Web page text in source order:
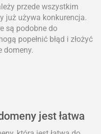
przede wszystkim
już używa konkurencja.
są podobne do
popełnić błąd i złożyć
domeny.
jest łatwa